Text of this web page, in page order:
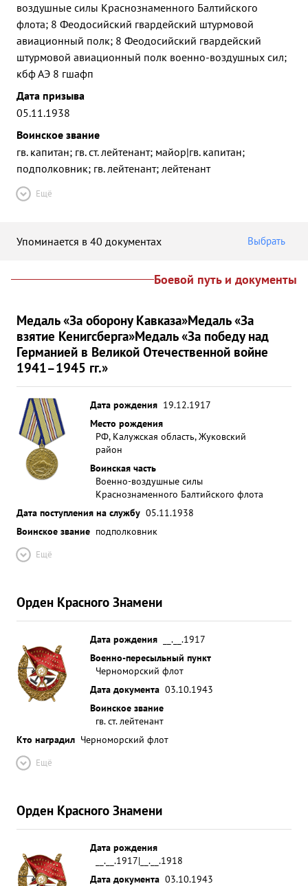
воздушные силы Краснознаменного Балтийского
флота; 8 Феодосийский гвардейский штурмовой
авиационный полк; 8 Феодосийский гвардейский
штурмовой авиационный полк военно-воздушных сил;
кбф АЭ 8 гшафп
Дата призыва
05.11.1938
Воинское звание
гв. капитан; гв. ст. лейтенант; майор|гв. капитан;
подполковник; гв. лейтенант; лейтенант
Ещё
Упоминается в 40 документах Выбрать
Боевой путь и документы
Медаль «За оборону Кавказа»Медаль «За
взятие Кенигсберга»Медаль «За победу над
Германией в Великой Отечественной войне
1941–1945 гг.»
Дата рождения 19.12.1917
Место рождения
РФ, Калужская область, Жуковский
район
Воинская часть
Военно-воздушные силы
Краснознаменного Балтийского флота
Дата поступления на службу 05.11.1938
Воинское звание подполковник
Ещё
Орден Красного Знамени
Дата рождения
__.__.1917
Военно-пересыльный пункт
Черноморский флот
Дата документа 03.10.1943
Воинское звание
гв. ст. лейтенант
Кто наградил Черноморский флот
Ещё
Орден Красного Знамени
Дата рождения
__.__.1917|__.__.1918
Дата документа 03.10.1943